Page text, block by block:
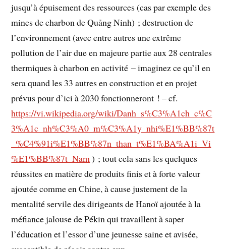
jusqu’à épuisement des ressources (cas par exemple des
mines de charbon de Quảng Ninh) ; destruction de
l’environnement (avec entre autres une extrême
pollution de l’air due en majeure partie aux 28 centrales
thermiques à charbon en activité – imaginez ce qu’il en
sera quand les 33 autres en construction et en projet
prévus pour d’ici à 2030 fonctionneront ! – cf.
https://vi.wikipedia.org/wiki/Danh_s%C3%A1ch_c%C
3%A1c_nh%C3%A0_m%C3%A1y_nhi%E1%BB%87t
_%C4%91i%E1%BB%87n_than_t%E1%BA%A1i_Vi
%E1%BB%87t_Nam) ; tout cela sans les quelques
réussites en matière de produits finis et à forte valeur
ajoutée comme en Chine, à cause justement de la
mentalité servile des dirigeants de Hanoï ajoutée à la
méfiance jalouse de Pékin qui travaillent à saper
l’éducation et l’essor d’une jeunesse saine et avisée,